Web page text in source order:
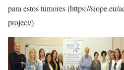
para estos tumores (https://siope.eu/
project/)